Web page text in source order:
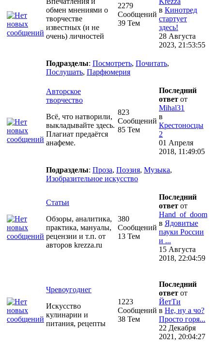
обмен мнениями о
творчестве
известных (и не
очень) личностей
2279
Сообщений
39 Тем
в Кинотред
стартует
здесь!
28 Августа
2023, 21:53:55
Подразделы: Посмотреть, Почитать,
Послушать, Парфюмерия
Авторское
творчество
Всё, что натворили,
выкладывайте здесь.
Плагиат предаётся
анафеме.
823
Сообщений
85 Тем
Последний
ответ от
Mihal31
в
Крестоносцы
2
01 Апреля
2018, 11:49:05
Подразделы: Проза, Поэзия, Музыка,
Изобразительное искусство
Статьи
Обзоры, аналитика,
практика, мануалы,
рецензии и т.п. от
авторов krezza.ru
380
Сообщений
13 Тем
Последний
ответ от
Hand_of_doom
в Ядовитые
пауки России
и ...
15 Августа
2018, 22:04:59
Чревоугоднег
Искусство
кулинарии и
питания, рецепты
1223
Сообщений
38 Тем
Последний
ответ от
ЙетТи
в Не, ну а чо?
Просто горя...
22 Декабря
2021, 20:04:27